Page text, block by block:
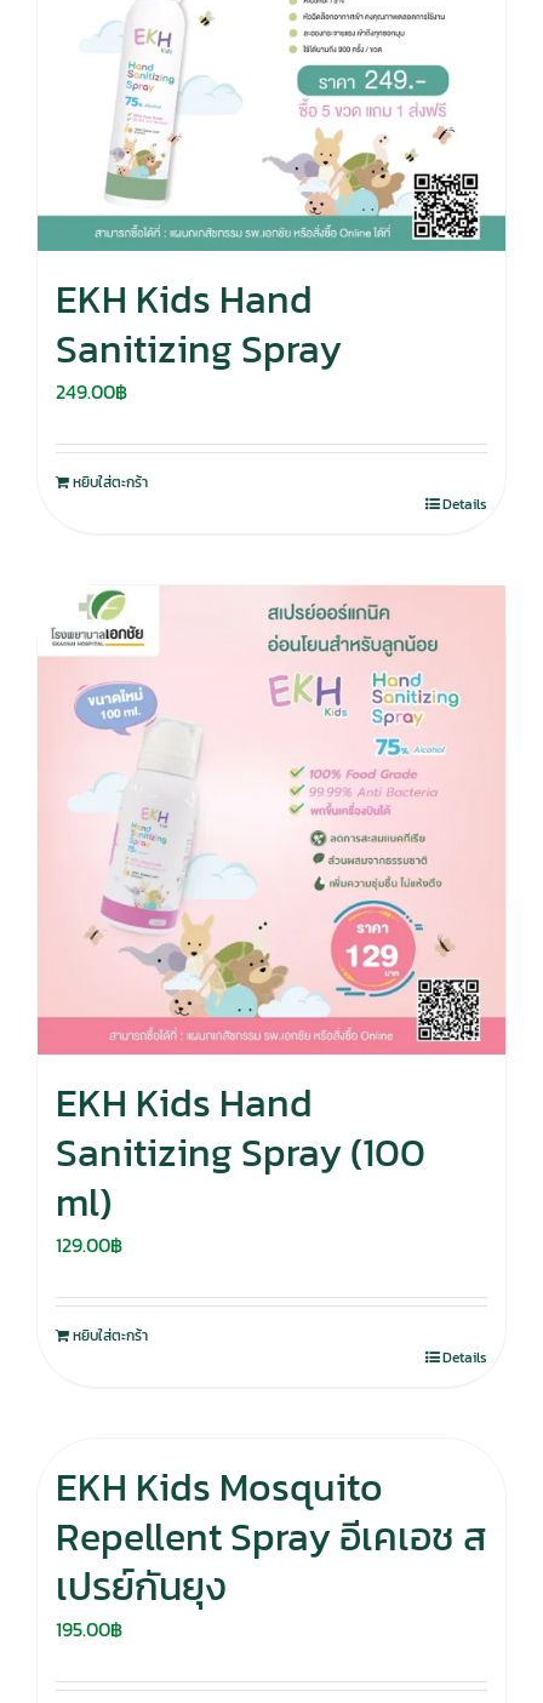
EKH Kids Hand
Sanitizing Spray
249.00฿
หยิบใส่ตะกร้า
Details
EKH Kids Hand
Sanitizing Spray (100
ml)
129.00฿
หยิบใส่ตะกร้า
Details
EKH Kids Mosquito
Repellent Spray อีเคเอช ส
เปรย์กันยุง
195.00฿